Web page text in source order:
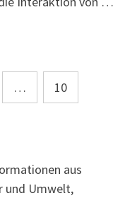
… 10
aus
und Umwelt,